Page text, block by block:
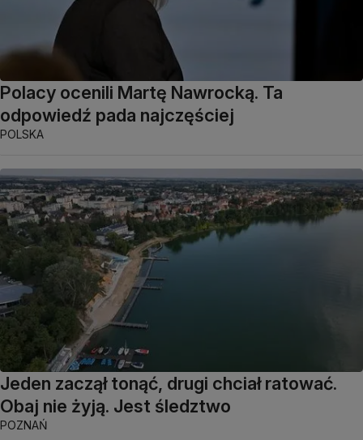
Polacy ocenili Martę Nawrocką. Ta
odpowiedź pada najczęściej
POLSKA
Jeden zaczął tonąć, drugi chciał ratować.
Obaj nie żyją. Jest śledztwo
POZNAŃ